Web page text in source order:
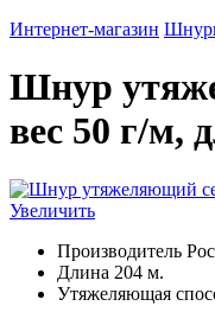
Интернет-магазин
Шнур
вес 50 г/м,
Увеличить
Производитель
Длина 204 м.
Утяжеляющая